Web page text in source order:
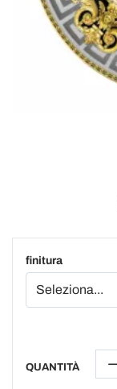
finitura
QUANTITÀ